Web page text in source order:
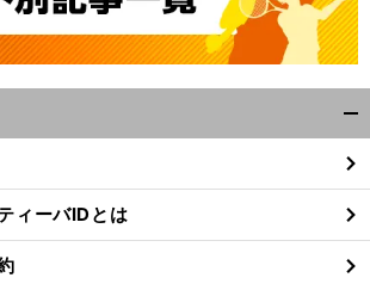
閉
る
ィーバIDとは